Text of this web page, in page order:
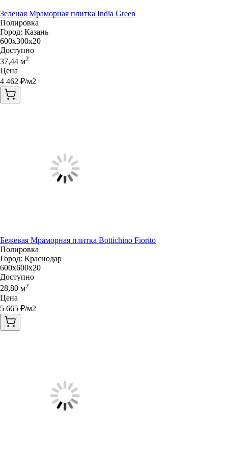
Зеленая Мраморная плитка India Green
Полировка
Город: Казань
600x300x20
Доступно
37,44 м2
Цена
4 462 ₽/м2
Бежевая Мраморная плитка Bottichino Fiorito
Полировка
Город: Краснодар
600x600x20
Доступно
28,80 м2
Цена
5 665 ₽/м2